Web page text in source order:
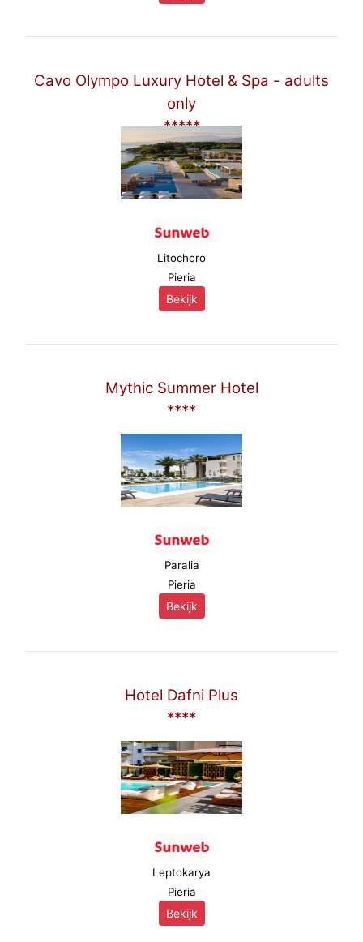
Cavo Olympo Luxury Hotel & Spa - adults
only
*****
Litochoro
Pieria
Bekijk
Mythic Summer Hotel
****
Paralia
Pieria
Bekijk
Hotel Dafni Plus
****
Leptokarya
Pieria
Bekijk